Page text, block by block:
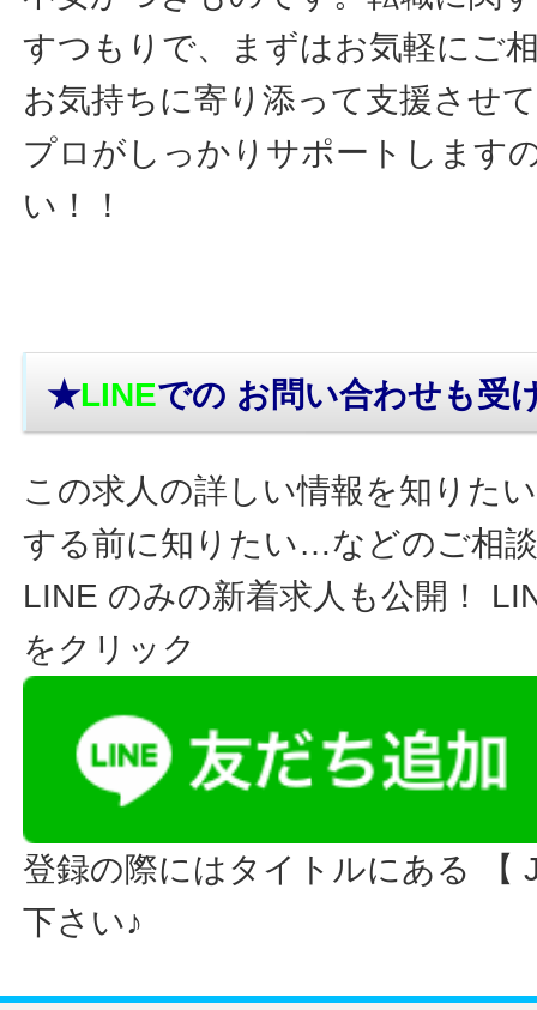
すつもりで、まずはお気軽にご
お気持ちに寄り添って支援させ
プロがしっかりサポートします
い！！
★LINEでの お問い合わせも受
この求人の詳しい情報を知りた
する前に知りたい…などのご相
LINE のみの新着求人も公開！
をクリック
登録の際にはタイトルにある 【
下さい♪